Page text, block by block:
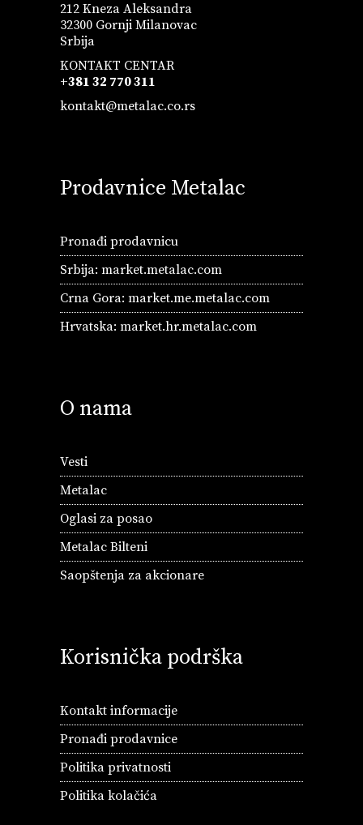
212 Kneza Aleksandra
32300 Gornji Milanovac
Srbija
KONTAKT CENTAR
+381 32 770 311
kontakt@metalac.co.rs
Prodavnice Metalac
Pronađi prodavnicu
Srbija: market.metalac.com
Crna Gora: market.me.metalac.com
Hrvatska: market.hr.metalac.com
O nama
Vesti
Metalac
Oglasi za posao
Metalac Bilteni
Saopštenja za akcionare
Korisnička podrška
Kontakt informacije
Pronađi prodavnice
Politika privatnosti
Politika kolačića